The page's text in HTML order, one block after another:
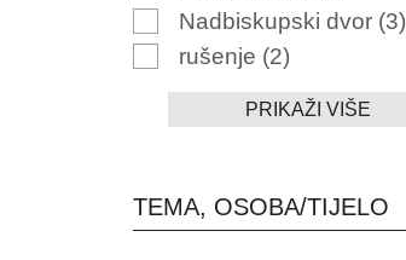
Nadbiskupski dvor (3)
rušenje (2)
PRIKAŽI VIŠE
TEMA, OSOBA/TIJELO